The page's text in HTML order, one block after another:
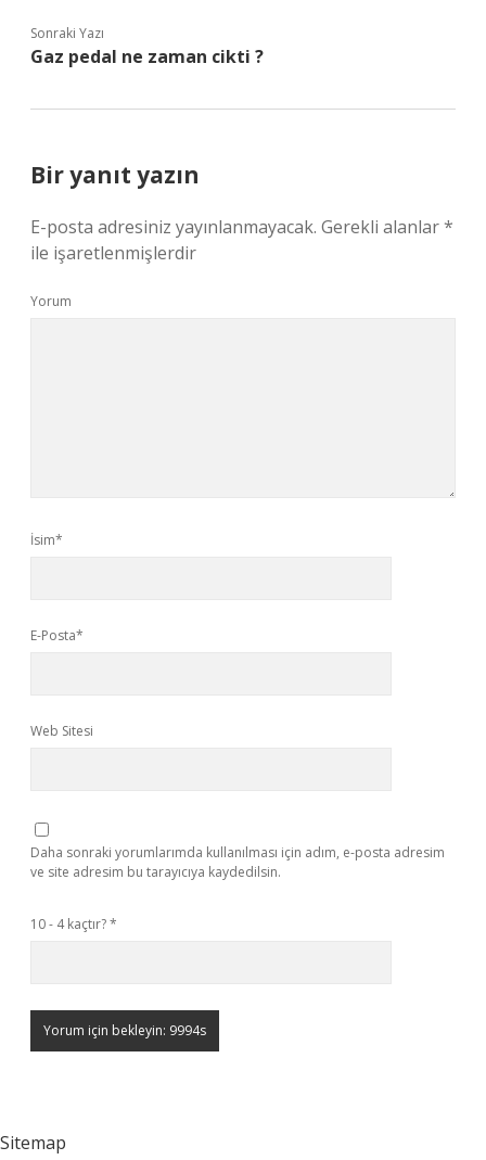
Sonraki Yazı
Gaz pedal ne zaman cikti ?
Bir yanıt yazın
E-posta adresiniz yayınlanmayacak. Gerekli alanlar*
ile işaretlenmişlerdir
Yorum
İsim*
E-Posta*
Web Sitesi
Daha sonraki yorumlarımda kullanılması için adım, e-posta adresim
ve site adresim bu tarayıcıya kaydedilsin.
10 - 4 kaçtır?*
Sitemap